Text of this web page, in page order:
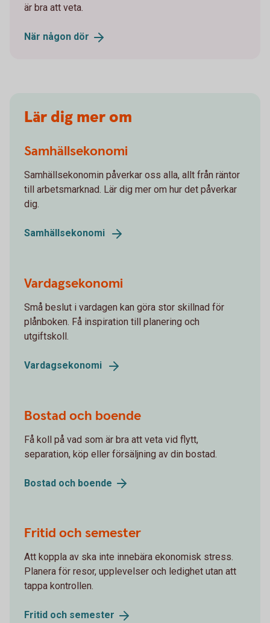
är bra att veta.
När någon dör
Lär dig mer om
Samhällsekonomi
Samhällsekonomin påverkar oss alla, allt från räntor
till arbetsmarknad. Lär dig mer om hur det påverkar
dig.
Samhällsekonomi
Vardagsekonomi
Små beslut i vardagen kan göra stor skillnad för
plånboken. Få inspiration till planering och
utgiftskoll.
Vardagsekonomi
Bostad och boende
Få koll på vad som är bra att veta vid flytt,
separation, köp eller försäljning av din bostad.
Bostad och boende
Fritid och semester
Att koppla av ska inte innebära ekonomisk stress.
Planera för resor, upplevelser och ledighet utan att
tappa kontrollen.
Fritid och semester